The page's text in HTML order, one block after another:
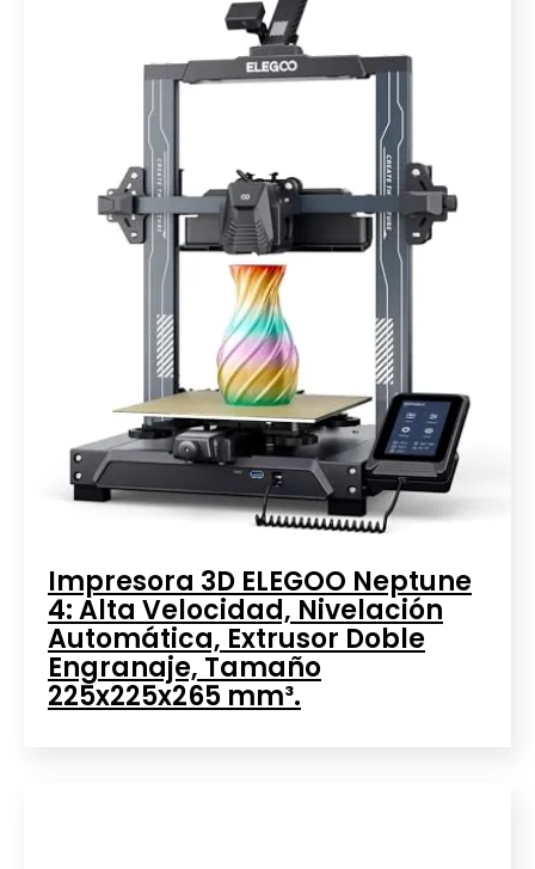
Impresora 3D ELEGOO Neptune
4: Alta Velocidad, Nivelación
Automática, Extrusor Doble
Engranaje, Tamaño
225x225x265 mm³.